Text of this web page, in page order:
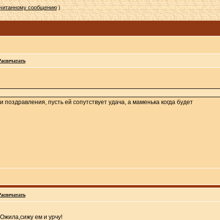
сообщению)
пусть ей сопутствует удача, а маменька когда будет
ем и урчу!